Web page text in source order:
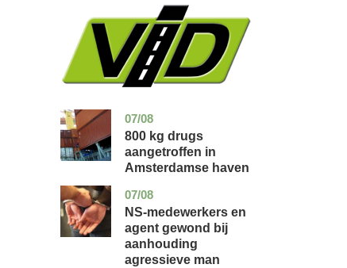
07/08
noord-
holland
nieuws
800 kg drugs
aangetroffen in
Amsterdamse haven
07/08
flevoland
nieuws
NS-medewerkers en
agent gewond bij
aanhouding
agressieve man